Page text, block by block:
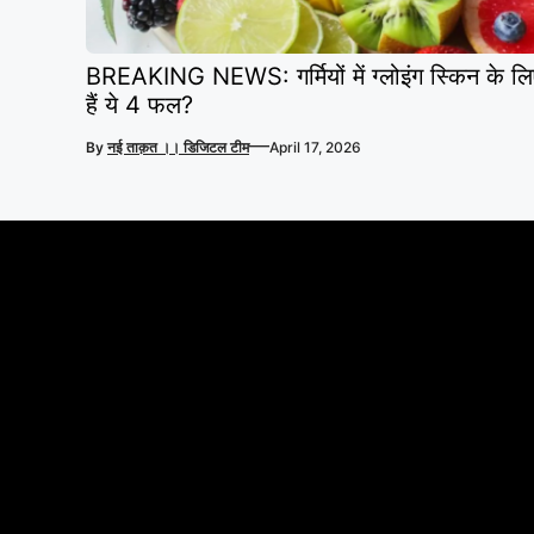
BREAKING NEWS: गर्मियों में ग्लोइंग स्किन के
हैं ये 4 फल?
Byनई ताक़त ।। डिजिटल टीम—April 17, 2026